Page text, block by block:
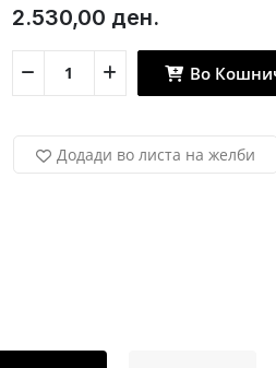
2.530,00 ден.
Во
Додади во листа на желби